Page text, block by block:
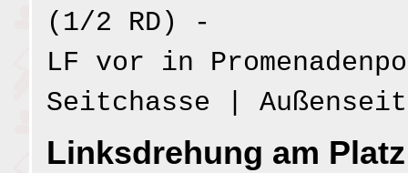
(1/2 RD) -
LF vor in
Seitchasse |
Linksdrehung am